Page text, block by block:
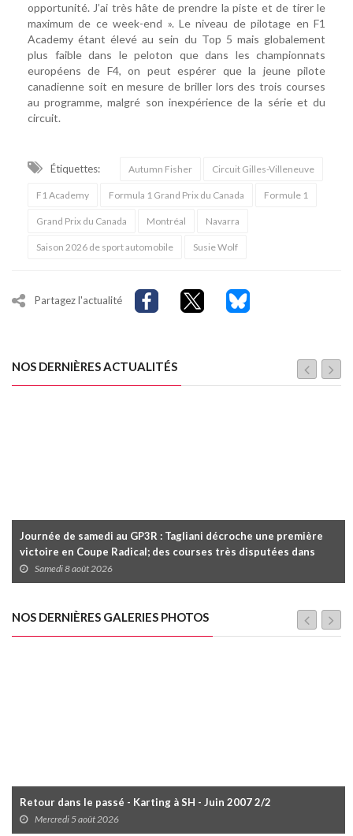
opportunité. J’ai très hâte de prendre la piste et de tirer le
maximum de ce week-end ». Le niveau de pilotage en F1
Academy étant élevé au sein du Top 5 mais globalement
plus faible dans le peloton que dans les championnats
européens de F4, on peut espérer que la jeune pilote
canadienne soit en mesure de briller lors des trois courses
au programme, malgré son inexpérience de la série et du
circuit.
Étiquettes: Autumn Fisher Circuit Gilles-Villeneuve
F1 Academy Formula 1 Grand Prix du Canada Formule 1
Grand Prix du Canada Montréal Navarra
Saison 2026 de sport automobile Susie Wolf
Partagez l'actualité
NOS DERNIÈRES ACTUALITÉS
Journée de samedi au GP3R : Tagliani décroche une première
victoire en Coupe Radical; des courses très disputées dans
toutes les séries
Samedi 8 août 2026
NOS DERNIÈRES GALERIES PHOTOS
Retour dans le passé - Karting à SH - Juin 2007 2/2
Mercredi 5 août 2026